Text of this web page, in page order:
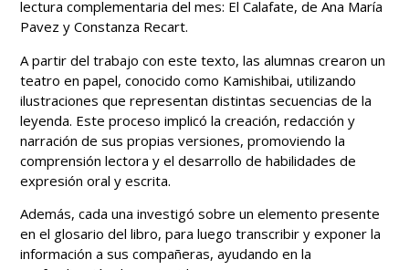
lectura complementaria del mes: El Calafate, de Ana María
Pavez y Constanza Recart.
A partir del trabajo con este texto, las alumnas crearon un
teatro en papel, conocido como Kamishibai, utilizando
ilustraciones que representan distintas secuencias de la
leyenda. Este proceso implicó la creación, redacción y
narración de sus propias versiones, promoviendo la
comprensión lectora y el desarrollo de habilidades de
expresión oral y escrita.
Además, cada una investigó sobre un elemento presente
en el glosario del libro, para luego transcribir y exponer la
información a sus compañeras, ayudando en la